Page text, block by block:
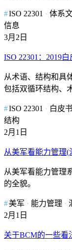
ISO 22301 体系
信息
3月2日
ISO 22301：2019白
从术语、结构和具
包括双循环结构、
ISO 22301 白皮书
结构
2月1日
从美军看能力管理(
从美军看能力管理
的全貌。
美军 能力管理
2月1日
关于BCM的一些看